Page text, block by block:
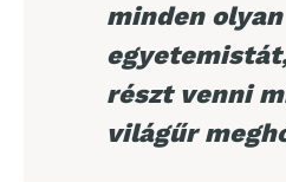
minden olyan
részt venni
világűr